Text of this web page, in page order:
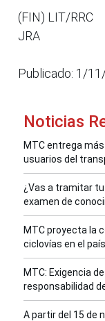
(FIN) LIT/RRC
JRA
Publicado: 1/
Noticias
MTC entrega
usuarios del
¿Vas a tramitar
examen de
MTC proyecta la
ciclovías en el país
MTC: Exigencia
responsabilidad
A partir del 15 de